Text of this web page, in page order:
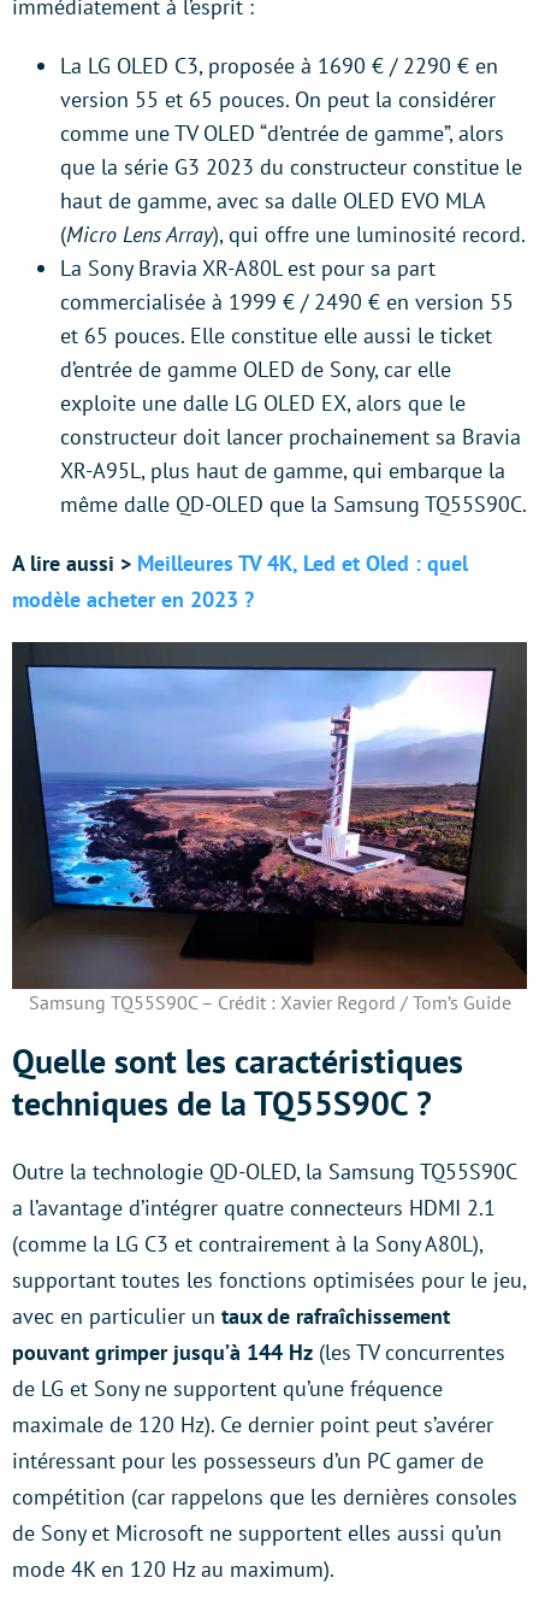
immédiatement à l’esprit :
La LG OLED C3, proposée à 1690 € / 2290 € en
version 55 et 65 pouces. On peut la considérer
comme une TV OLED “d’entrée de gamme”, alors
que la série G3 2023 du constructeur constitue le
haut de gamme, avec sa dalle OLED EVO MLA
(Micro Lens Array), qui offre une luminosité record.
La Sony Bravia XR-A80L est pour sa part
commercialisée à 1999 € / 2490 € en version 55
et 65 pouces. Elle constitue elle aussi le ticket
d’entrée de gamme OLED de Sony, car elle
exploite une dalle LG OLED EX, alors que le
constructeur doit lancer prochainement sa Bravia
XR-A95L, plus haut de gamme, qui embarque la
même dalle QD-OLED que la Samsung TQ55S90C.
A lire aussi > Meilleures TV 4K, Led et Oled : quel
modèle acheter en 2023 ?
Samsung TQ55S90C – Crédit : Xavier Regord / Tom’s Guide
Quelle sont les caractéristiques
techniques de la TQ55S90C ?
Outre la technologie QD-OLED, la Samsung TQ55S90C
a l’avantage d’intégrer quatre connecteurs HDMI 2.1
(comme la LG C3 et contrairement à la Sony A80L),
supportant toutes les fonctions optimisées pour le jeu,
avec en particulier un taux de rafraîchissement
pouvant grimper jusqu’à 144 Hz (les TV concurrentes
de LG et Sony ne supportent qu’une fréquence
maximale de 120 Hz). Ce dernier point peut s’avérer
intéressant pour les possesseurs d’un PC gamer de
compétition (car rappelons que les dernières consoles
de Sony et Microsoft ne supportent elles aussi qu’un
mode 4K en 120 Hz au maximum).